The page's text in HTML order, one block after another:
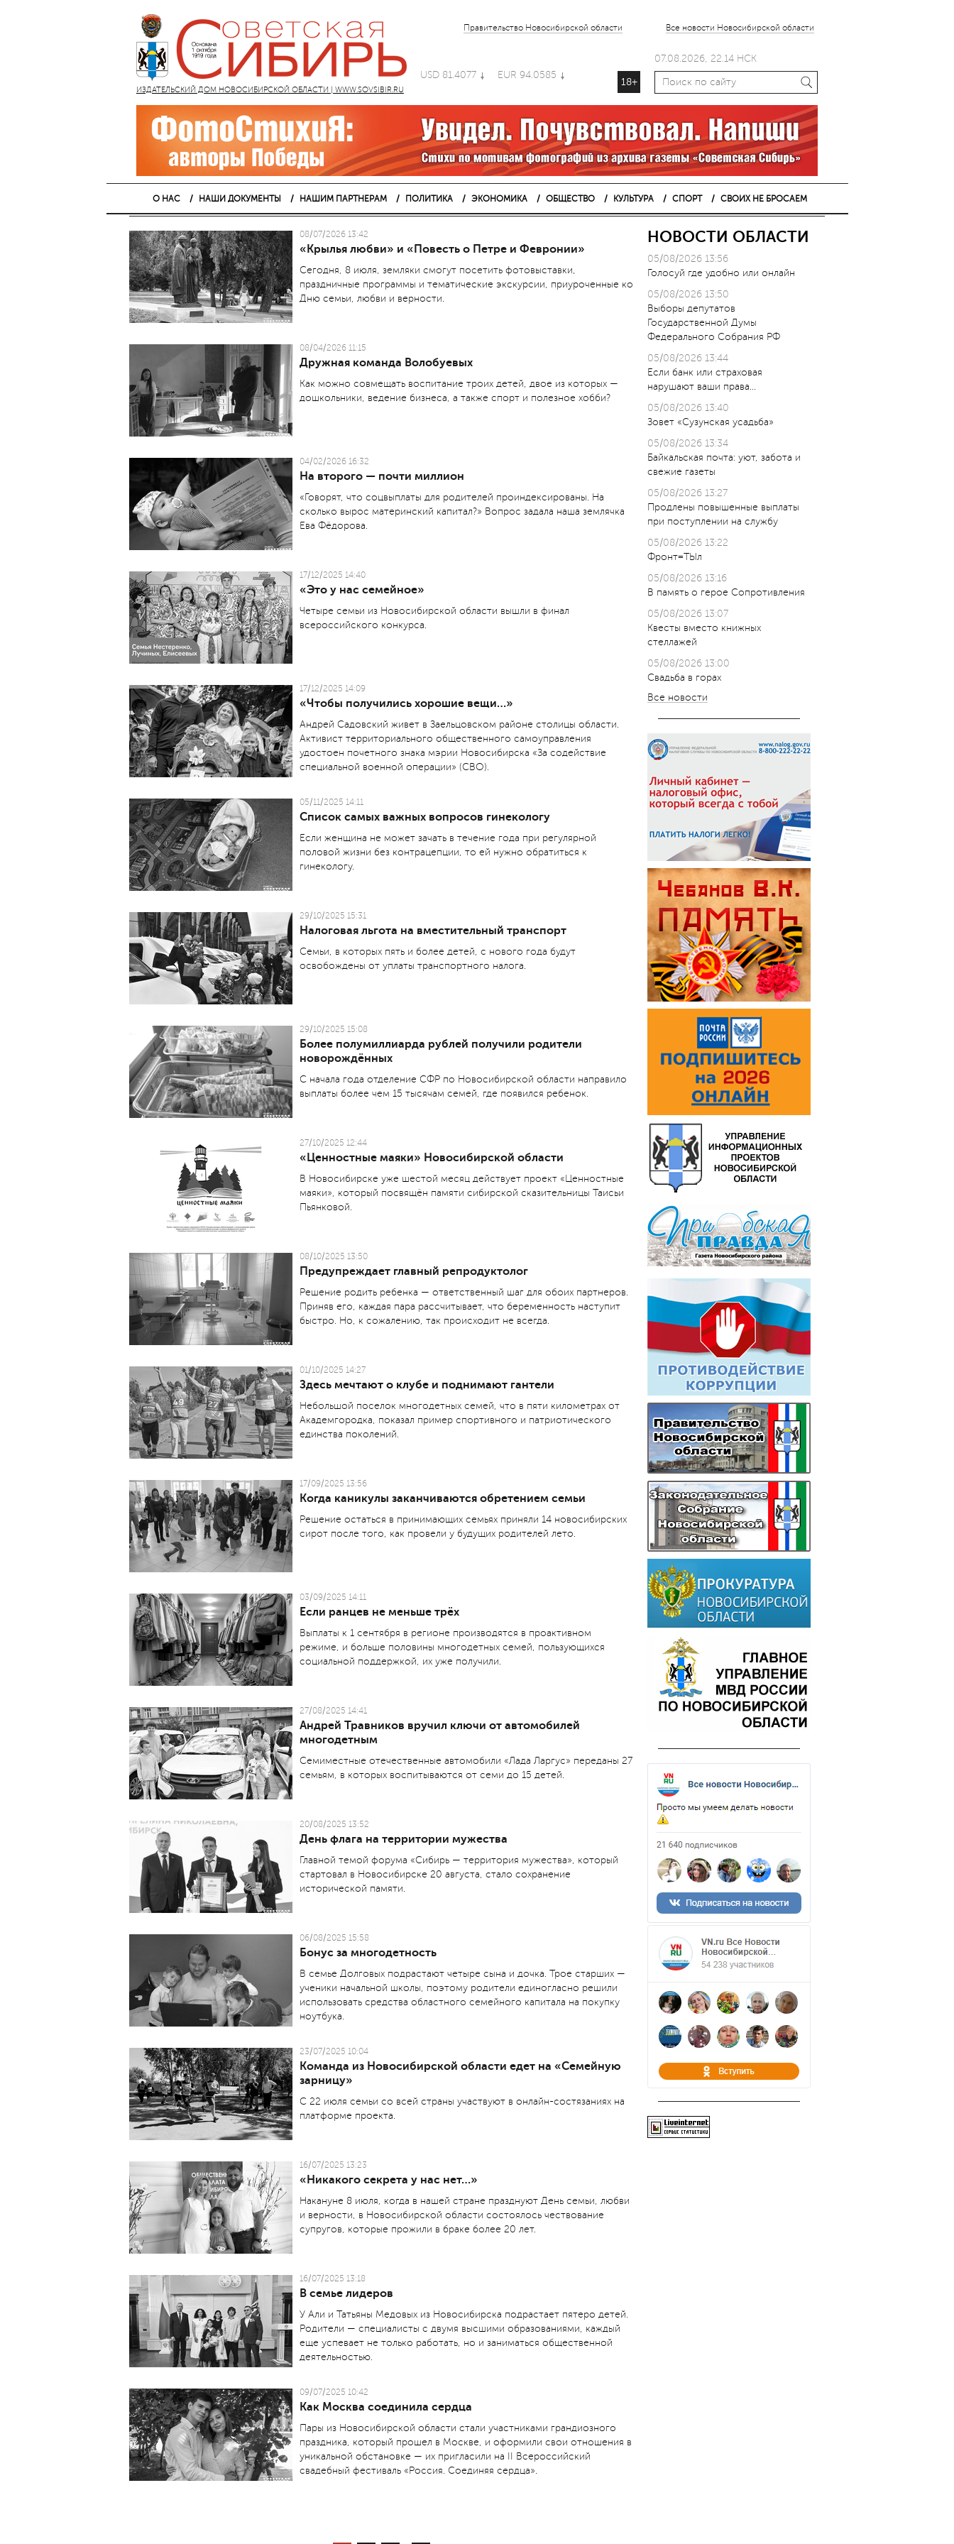
ИЗДАТЕЛЬСКИЙ ДОМ НОВОСИБИРСКОЙ ОБЛАСТИ | WWW.SOVSIBIR.RU
Правительство Новосибирской области Все новости Новосибирской области
USD 81.4077 EUR 94.0585
18+
07.08.2026, 22.14 НСК
О НАС НАШИ ДОКУМЕНТЫ НАШИМ ПАРТНЕРАМ ПОЛИТИКА ЭКОНОМИКА ОБЩЕСТВО КУЛЬТУРА СПОРТ СВОИХ НЕ БРОСАЕМ
08/07/2026 13:42
«Крылья любви» и «Повесть о Петре и Февронии»
Сегодня, 8 июля, земляки смогут посетить фотовыставки,
праздничные программы и тематические экскурсии, приуроченные ко
Дню семьи, любви и верности.
08/04/2026 11:15
Дружная команда Волобуевых
Как можно совмещать воспитание троих детей, двое из которых —
дошкольники, ведение бизнеса, а также спорт и полезное хобби?
04/02/2026 16:32
На второго — почти миллион
«Говорят, что соцвыплаты для родителей проиндексированы. На
сколько вырос материнский капитал?» Вопрос задала наша землячка
Ева Фёдорова.
17/12/2025 14:40
«Это у нас семейное»
Четыре семьи из Новосибирской области вышли в финал
всероссийского конкурса.
17/12/2025 14:09
«Чтобы получились хорошие вещи…»
Андрей Садовский живет в Заельцовском районе столицы области.
Активист территориального общественного самоуправления
удостоен почетного знака мэрии Новосибирска «За содействие
специальной военной операции» (СВО).
05/11/2025 14:11
Список самых важных вопросов гинекологу
Если женщина не может зачать в течение года при регулярной
половой жизни без контрацепции, то ей нужно обратиться к
гинекологу.
29/10/2025 15:31
Налоговая льгота на вместительный транспорт
Семьи, в которых пять и более детей, с нового года будут
освобождены от уплаты транспортного налога.
29/10/2025 15:08
Более полумиллиарда рублей получили родители
новорождённых
С начала года отделение СФР по Новосибирской области направило
выплаты более чем 15 тысячам семей, где появился ребенок.
27/10/2025 12:44
«Ценностные маяки» Новосибирской области
В Новосибирске уже шестой месяц действует проект «Ценностные
маяки», который посвящён памяти сибирской сказительницы Таисьи
Пьянковой.
08/10/2025 13:50
Предупреждает главный репродуктолог
Решение родить ребенка — ответственный шаг для обоих партнеров.
Приняв его, каждая пара рассчитывает, что беременность наступит
быстро. Но, к сожалению, так происходит не всегда.
01/10/2025 14:27
Здесь мечтают о клубе и поднимают гантели
Небольшой поселок многодетных семей, что в пяти километрах от
Академгородка, показал пример спортивного и патриотического
единства поколений.
17/09/2025 13:56
Когда каникулы заканчиваются обретением семьи
Решение остаться в принимающих семьях приняли 14 новосибирских
сирот после того, как провели у будущих родителей лето.
03/09/2025 14:11
Если ранцев не меньше трёх
Выплаты к 1 сентября в регионе производятся в проактивном
режиме, и больше половины многодетных семей, пользующихся
социальной поддержкой, их уже получили.
27/08/2025 14:41
Андрей Травников вручил ключи от автомобилей
многодетным
Семиместные отечественные автомобили «Лада Ларгус» переданы 27
семьям, в которых воспитываются от семи до 15 детей.
20/08/2025 13:52
День флага на территории мужества
Главной темой форума «Сибирь — территория мужества», который
стартовал в Новосибирске 20 августа, стало сохранение
исторической памяти.
06/08/2025 15:58
Бонус за многодетность
В семье Долговых подрастают четыре сына и дочка. Трое старших —
ученики начальной школы, поэтому родители единогласно решили
использовать средства областного семейного капитала на покупку
ноутбука.
23/07/2025 10:04
Команда из Новосибирской области едет на «Семейную
зарницу»
С 22 июля семьи со всей страны участвуют в онлайн-состязаниях на
платформе проекта.
16/07/2025 13:23
«Никакого секрета у нас нет…»
Накануне 8 июля, когда в нашей стране празднуют День семьи, любви
и верности, в Новосибирской области состоялось чествование
супругов, которые прожили в браке более 20 лет.
16/07/2025 13:18
В семье лидеров
У Али и Татьяны Медовых из Новосибирска подрастает пятеро детей.
Родители — специалисты с двумя высшими образованиями, каждый
еще успевает не только работать, но и заниматься общественной
деятельностью.
09/07/2025 10:42
Как Москва соединила сердца
Пары из Новосибирской области стали участниками грандиозного
праздника, который прошел в Москве, и оформили свои отношения в
уникальной обстановке — их пригласили на II Всероссийский
свадебный фестиваль «Россия. Соединяя сердца».
НОВОСТИ ОБЛАСТИ
05/08/2026 13:56
Голосуй где удобно или онлайн
05/08/2026 13:50
Выборы депутатов
Государственной Думы
Федерального Собрания РФ
05/08/2026 13:44
Если банк или страховая
нарушают ваши права…
05/08/2026 13:40
Зовет «Сузунская усадьба»
05/08/2026 13:34
Байкальская почта: уют, забота и
свежие газеты
05/08/2026 13:27
Продлены повышенные выплаты
при поступлении на службу
05/08/2026 13:22
Фронт=ТЫл
05/08/2026 13:16
В память о герое Сопротивления
05/08/2026 13:07
Квесты вместо книжных
стеллажей
05/08/2026 13:00
Свадьба в горах
Все новости